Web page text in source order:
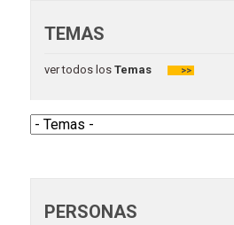
TEMAS
ver todos losTemas >>
PERSONAS